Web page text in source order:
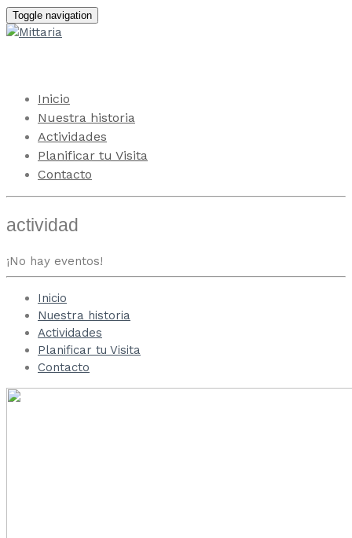
Toggle navigation
Inicio
Nuestra historia
Actividades
Planificar tu Visita
Contacto
actividad
¡No hay eventos!
Inicio
Nuestra historia
Actividades
Planificar tu Visita
Contacto